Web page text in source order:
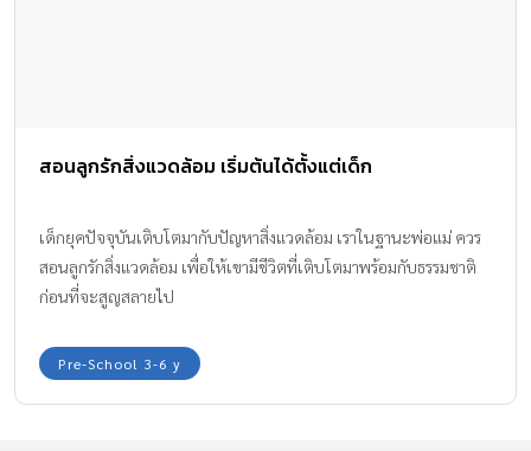
สอนลูกรักสิ่งแวดล้อม เริ่มต้นได้ตั้งแต่เด็ก
เด็กยุคปัจจุบันเติบโตมากับปัญหาสิ่งแวดล้อม เราในฐานะพ่อแม่ ควร
สอนลูกรักสิ่งแวดล้อม เพื่อให้เขามีชีวิตที่เติบโตมาพร้อมกับธรรมชาติ
ก่อนที่จะสูญสลายไป
Pre-School 3-6 y